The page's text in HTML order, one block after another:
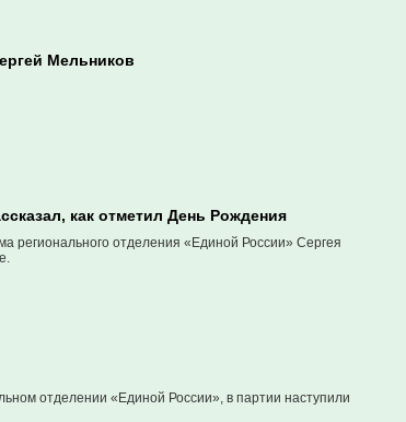
Мельников
как отметил День Рождения
регионального отделения «Единой России» Сергея
отделении «Единой России», в партии наступили